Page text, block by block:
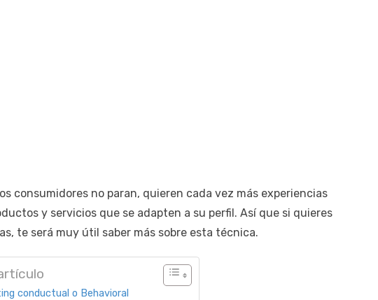
consumidores no paran, quieren cada vez más experiencias
y servicios que se adapten a su perfil. Así que si quieres
te será muy útil saber más sobre esta técnica.
conductual o Behavioral